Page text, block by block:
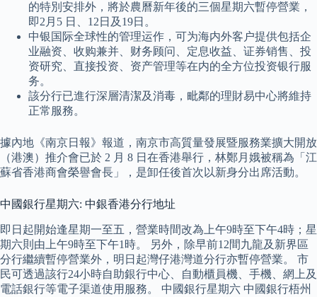
的特別安排外，將於農曆新年後的三個星期六暫停營業，
即2月5 日、12日及19日。
中银国际全球性的管理运作，可为海内外客户提供包括企
业融资、收购兼并、财务顾问、定息收益、证券销售、投
资研究、直接投资、资产管理等在内的全方位投资银行服
务。
該分行已進行深層清潔及消毒，毗鄰的理財易中心將維持
正常服務。
據內地《南京日報》報道，南京市高質量發展暨服務業擴大開放
（港澳）推介會已於 2 月 8 日在香港舉行，林鄭月娥被稱為「江
蘇省香港商會榮譽會長」，是卸任後首次以新身分出席活動。
中國銀行星期六: 中銀香港分行地址
即日起開始逢星期一至五，營業時間改為上午9時至下午4時；星
期六則由上午9時至下午1時。 另外，除早前12間九龍及新界區
分行繼續暫停營業外，明日起灣仔港灣道分行亦暫停營業。 市
民可透過該行24小時自助銀行中心、自動櫃員機、手機、網上及
電話銀行等電子渠道使用服務。 中國銀行星期六 中國銀行梧州